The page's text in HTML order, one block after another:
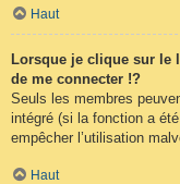
Haut
Lorsque je clique sur le
de me connecter !?
Seuls les membres
intégré (si la fonction a
empêcher l’utilisation
Haut